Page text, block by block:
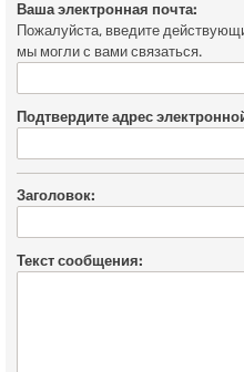
Ваша электронная почта:
Пожалуйста, введите
мы могли с вами связаться.
Подтвердите адрес
Заголовок:
Текст сообщения: